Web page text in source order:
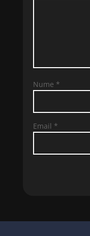
Nume *
Email *